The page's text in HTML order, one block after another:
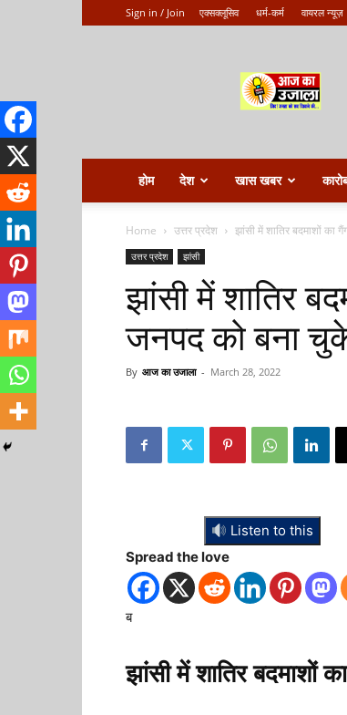
Sign in / Join एक्सक्लूसिव धर्म-कर्म वायरल न्यूज़
ka
ujala
होम देश खास खबर
Home उत्तर प्रदेश झांसी में शातिर बदमाशों का
उत्तर प्रदेश झांसी
झांसी में शातिर
जनपद को बना
By आज का उजाला - March 28, 2022
Listen to this
Spread the love
ब
झांसी में शातिर बदमाशों